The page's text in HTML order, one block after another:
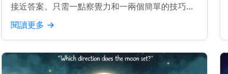
接近答案。只需一點察覺力和一兩個簡單的技巧。
主要見解： 你可以通過知道今天的月落時間，並減
去大約50分鐘來預估明天的月落時間。 月亮的每
日漂移 月亮在...
閱讀更多 →